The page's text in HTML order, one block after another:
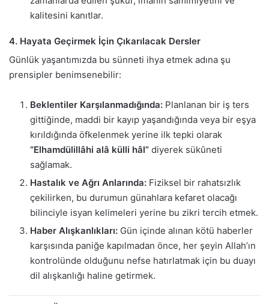
kalitesini kanıtlar.
4. Hayata Geçirmek İçin Çıkarılacak Dersler
Günlük yaşantımızda bu sünneti ihya etmek adına şu
prensipler benimsenebilir:
Beklentiler Karşılanmadığında: Planlanan bir iş ters
gittiğinde, maddi bir kayıp yaşandığında veya bir eşya
kırıldığında öfkelenmek yerine ilk tepki olarak
“Elhamdülillâhi alâ külli hâl” diyerek sükûneti
sağlamak.
Hastalık ve Ağrı Anlarında: Fiziksel bir rahatsızlık
çekilirken, bu durumun günahlara kefaret olacağı
bilinciyle isyan kelimeleri yerine bu zikri tercih etmek.
Haber Alışkanlıkları: Gün içinde alınan kötü haberler
karşısında paniğe kapılmadan önce, her şeyin Allah’ın
kontrolünde olduğunu nefse hatırlatmak için bu duayı
dil alışkanlığı haline getirmek.